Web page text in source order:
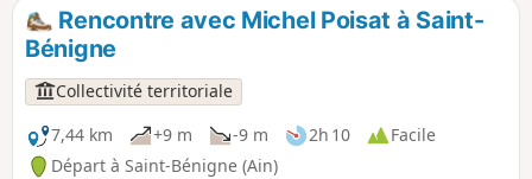
Rencontre avec Michel Poisat à Saint-
Bénigne
Collectivité territoriale
7,44 km
+9 m -9 m 2h 10
Facile
Départ à Saint-Bénigne (Ain)